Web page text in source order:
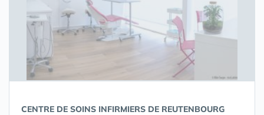
CENTRE DE SOINS INFIRMIERS DE REUTENBOURG